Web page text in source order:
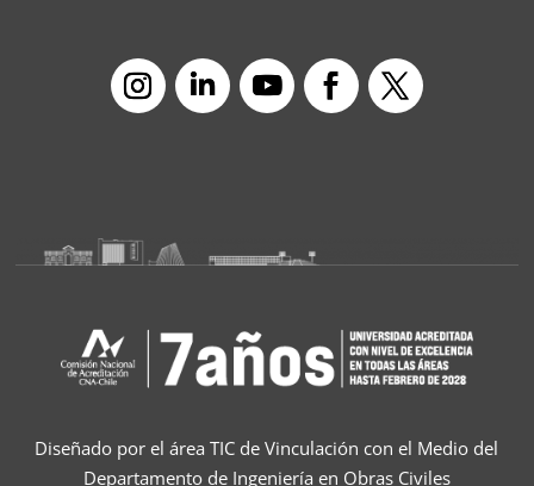
Diseñado por el área TIC de Vinculación con el Medio del
Departamento de Ingeniería en Obras Civiles